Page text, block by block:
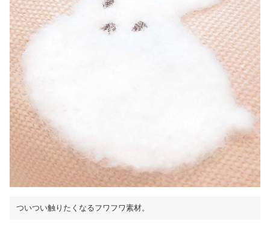
ついつい触りたくなるフワフワ素材。